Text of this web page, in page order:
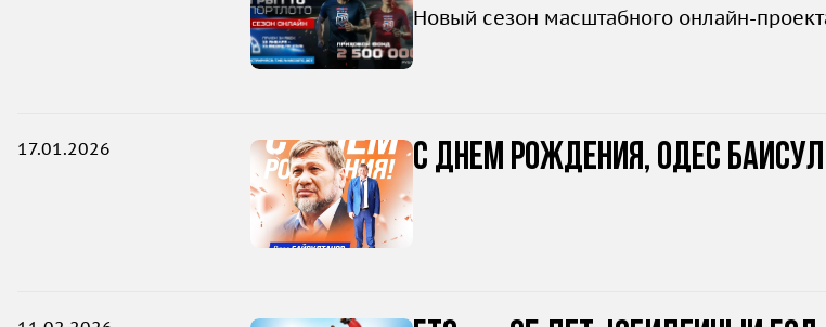
Новый сезон масштабного онлайн-
17.01.2026 С днём рождения, Одес